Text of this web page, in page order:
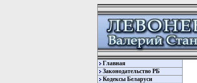
Главная
Законодательство РБ
Кодексы Беларуси